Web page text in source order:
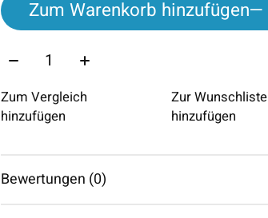
Zum Warenkorb hinzufügen
Menge:
Zum Vergleich
hinzufügen
Zur Wunschliste
hinzufügen
Bewertungen (0)